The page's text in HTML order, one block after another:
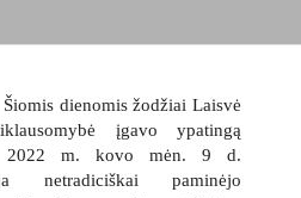
dienomis žodžiai Laisvė
įgavo ypatingą
2022 m. kovo mėn. 9 d.
netradiciškai paminėjo